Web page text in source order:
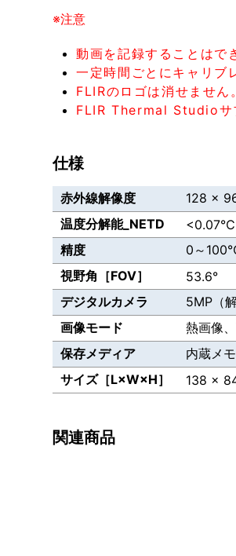
※注意
動画を記録することはで
一定時間ごとにキャリブ
FLIRのロゴは消せません。
FLIR Thermal Studioサ
仕様
赤外線解像度
128 ×
温度分解能_NETD
<0.07℃
精度
0～
視野角［FOV］
53.6°
デジタルカメラ
5MP（
画像モード
熱画像
保存メディア
内蔵メ
サイズ［L×W×H］
138 ×
関連商品